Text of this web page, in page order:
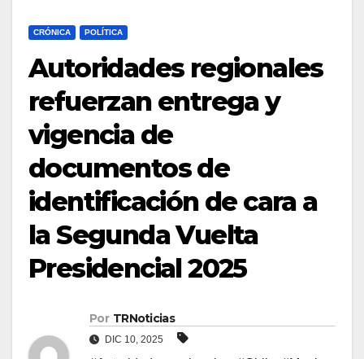
CRÓNICA POLÍTICA
Autoridades regionales
refuerzan entrega y
vigencia de
documentos de
identificación de cara a
la Segunda Vuelta
Presidencial 2025
Por TRNoticias
DIC 10, 2025